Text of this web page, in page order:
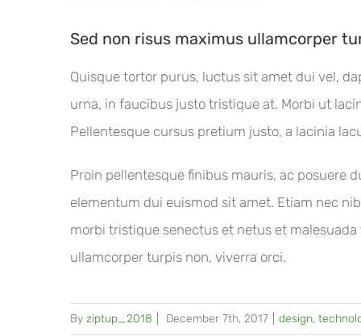
Sed non risus maximus ullamcorper
Quisque tortor purus, luctus sit amet dui vel,
urna, in faucibus justo tristique at. Morbi ut
Pellentesque cursus pretium justo, a lacinia
Proin pellentesque finibus mauris, ac posuere
elementum dui euismod sit amet. Etiam nec
morbi tristique senectus et netus et
ullamcorper turpis non, viverra orci.
By ziptup_2018 December 7th, 2017 design,